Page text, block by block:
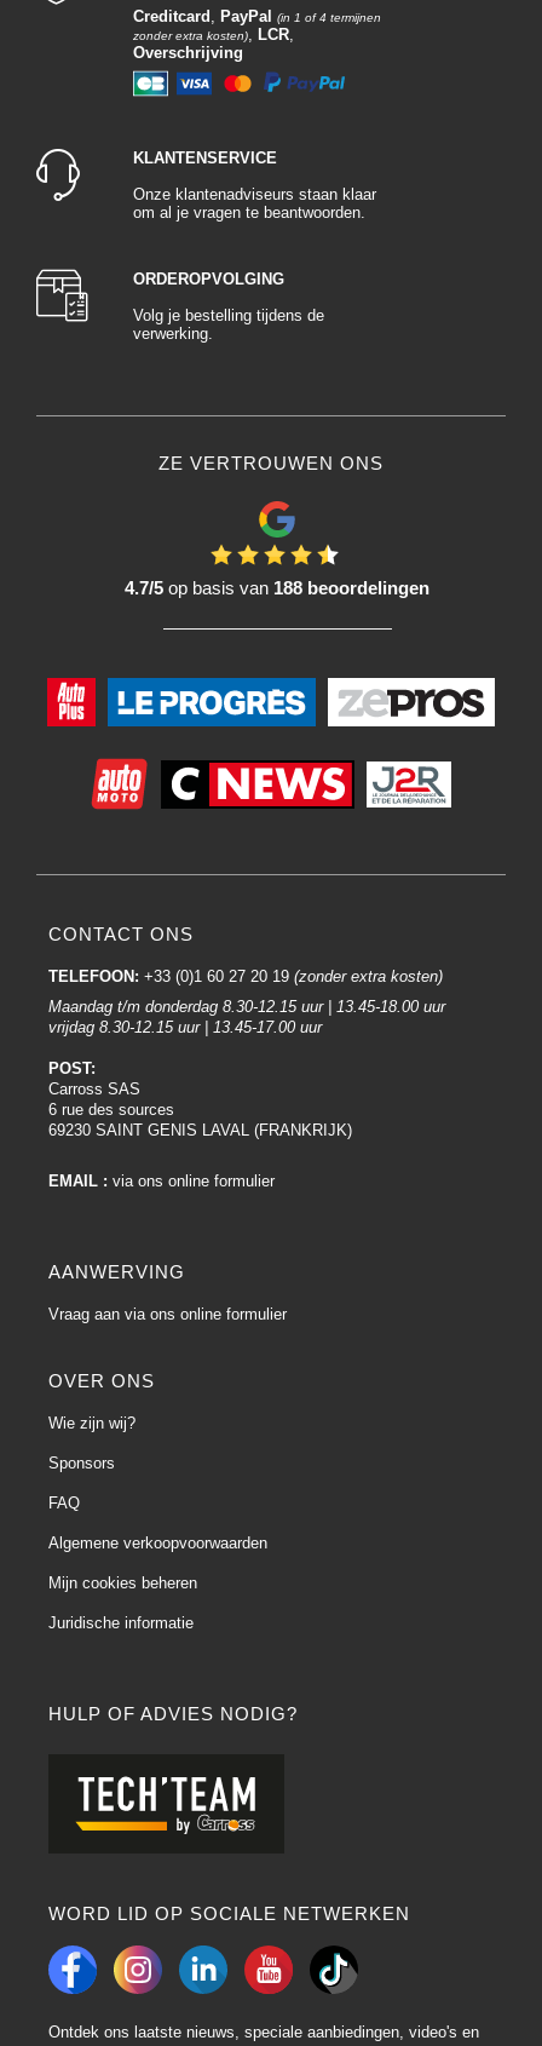
Creditcard , PayPal
(in 1 of 4 termijnen
zonder extra kosten), LCR,
Overschrijving
KLANTENSERVICE
Onze klantenadviseurs staan klaar
om al je vragen te beantwoorden.
ORDEROPVOLGING
Volg je bestelling tijdens de
verwerking.
ZE VERTROUWEN ONS
4.7/5 op basis van 188 beoordelingen
HULP OF ADVIES NODIG?
WORD LID OP SOCIALE NETWERKEN
Ontdek ons laatste nieuws, speciale aanbiedingen, video's en
CONTACT ONS
TELEFOON: +33 (0)1 60 27 20 19 (zonder extra kosten)
Maandag t/m donderdag 8.30-12.15 uur | 13.45-18.00 uur
vrijdag 8.30-12.15 uur | 13.45-17.00 uur
POST:
Carross SAS
6 rue des sources
69230 SAINT GENIS LAVAL (FRANKRIJK)
EMAIL : via ons online formulier
AANWERVING
Vraag aan via ons online formulier
OVER ONS
Wie zijn wij?
Sponsors
FAQ
Algemene verkoopvoorwaarden
Mijn cookies beheren
Juridische informatie